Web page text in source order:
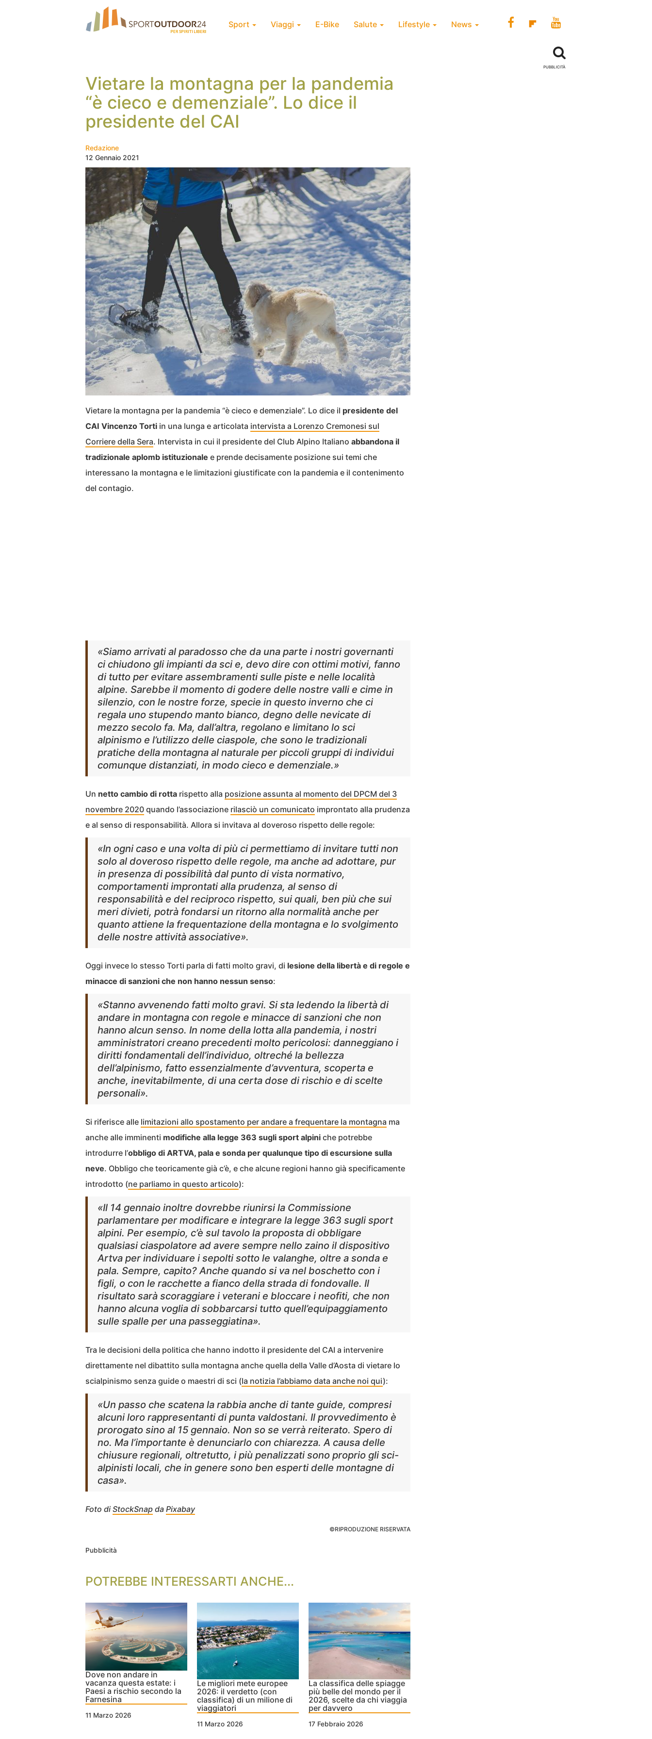
Sport Viaggi E-Bike Salute Lifestyle News
Vietare la montagna per la pandemia
“è cieco e demenziale”. Lo dice il
presidente del CAI
Redazione
12 Gennaio 2021
Vietare la montagna per la pandemia “è cieco e demenziale”. Lo dice il presidente del
CAI Vincenzo Torti in una lunga e articolata intervista a Lorenzo Cremonesi sul
Corriere della Sera. Intervista in cui il presidente del Club Alpino Italiano abbandona il
tradizionale aplomb istituzionale e prende decisamente posizione sui temi che
interessano la montagna e le limitazioni giustificate con la pandemia e il contenimento
del contagio.
«Siamo arrivati al paradosso che da una parte i nostri governanti
ci chiudono gli impianti da sci e, devo dire con ottimi motivi, fanno
di tutto per evitare assembramenti sulle piste e nelle località
alpine. Sarebbe il momento di godere delle nostre valli e cime in
silenzio, con le nostre forze, specie in questo inverno che ci
regala uno stupendo manto bianco, degno delle nevicate di
mezzo secolo fa. Ma, dall’altra, regolano e limitano lo sci
alpinismo e l’utilizzo delle ciaspole, che sono le tradizionali
pratiche della montagna al naturale per piccoli gruppi di individui
comunque distanziati, in modo cieco e demenziale.»
Un netto cambio di rotta rispetto alla posizione assunta al momento del DPCM del 3
novembre 2020 quando l’associazione rilasciò un comunicato improntato alla prudenza
e al senso di responsabilità. Allora si invitava al doveroso rispetto delle regole:
«In ogni caso e una volta di più ci permettiamo di invitare tutti non
solo al doveroso rispetto delle regole, ma anche ad adottare, pur
in presenza di possibilità dal punto di vista normativo,
comportamenti improntati alla prudenza, al senso di
responsabilità e del reciproco rispetto, sui quali, ben più che sui
meri divieti, potrà fondarsi un ritorno alla normalità anche per
quanto attiene la frequentazione della montagna e lo svolgimento
delle nostre attività associative».
Oggi invece lo stesso Torti parla di fatti molto gravi, di lesione della libertà e di regole e
minacce di sanzioni che non hanno nessun senso:
«Stanno avvenendo fatti molto gravi. Si sta ledendo la libertà di
andare in montagna con regole e minacce di sanzioni che non
hanno alcun senso. In nome della lotta alla pandemia, i nostri
amministratori creano precedenti molto pericolosi: danneggiano i
diritti fondamentali dell’individuo, oltreché la bellezza
dell’alpinismo, fatto essenzialmente d’avventura, scoperta e
anche, inevitabilmente, di una certa dose di rischio e di scelte
personali».
Si riferisce alle limitazioni allo spostamento per andare a frequentare la montagna ma
anche alle imminenti modifiche alla legge 363 sugli sport alpini che potrebbe
introdurre l’obbligo di ARTVA, pala e sonda per qualunque tipo di escursione sulla
neve. Obbligo che teoricamente già c’è, e che alcune regioni hanno già specificamente
introdotto (ne parliamo in questo articolo):
«Il 14 gennaio inoltre dovrebbe riunirsi la Commissione
parlamentare per modificare e integrare la legge 363 sugli sport
alpini. Per esempio, c’è sul tavolo la proposta di obbligare
qualsiasi ciaspolatore ad avere sempre nello zaino il dispositivo
Artva per individuare i sepolti sotto le valanghe, oltre a sonda e
pala. Sempre, capito? Anche quando si va nel boschetto con i
figli, o con le racchette a fianco della strada di fondovalle. Il
risultato sarà scoraggiare i veterani e bloccare i neofiti, che non
hanno alcuna voglia di sobbarcarsi tutto quell’equipaggiamento
sulle spalle per una passeggiatina».
Tra le decisioni della politica che hanno indotto il presidente del CAI a intervenire
direttamente nel dibattito sulla montagna anche quella della Valle d’Aosta di vietare lo
scialpinismo senza guide o maestri di sci (la notizia l’abbiamo data anche noi qui):
«Un passo che scatena la rabbia anche di tante guide, compresi
alcuni loro rappresentanti di punta valdostani. Il provvedimento è
prorogato sino al 15 gennaio. Non so se verrà reiterato. Spero di
no. Ma l’importante è denunciarlo con chiarezza. A causa delle
chiusure regionali, oltretutto, i più penalizzati sono proprio gli sci-
alpinisti locali, che in genere sono ben esperti delle montagne di
casa».
Foto di StockSnap da Pixabay
©RIPRODUZIONE RISERVATA
Pubblicità
POTREBBE INTERESSARTI ANCHE...
Dove non andare in
vacanza questa estate: i
Paesi a rischio secondo la
Farnesina
11 Marzo 2026
Le migliori mete europee
2026: il verdetto (con
classifica) di un milione di
viaggiatori
11 Marzo 2026
La classifica delle spiagge
più belle del mondo per il
2026, scelte da chi viaggia
per davvero
17 Febbraio 2026
PUBBLICITÀ